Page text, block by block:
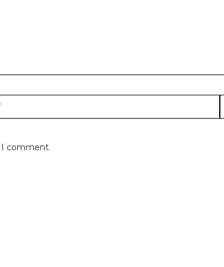
I comment.